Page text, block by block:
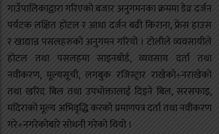
गाउँपालिकाद्वारा गरिएको बजार अनुगमनका क्रममा डेढ दर्जन
पर्यटक लक्षित होटल र आधा दर्जन बढी किराना, फ्रेस हाउस
र खाद्यान्न पसलहरुको अनुगमन गरियो । टोलीले व्यवसायीले
होटल तथा पसलहमा साइनबोर्ड, व्यवसाय दर्ता तथा
नवीकरण, मूल्यसूची, लगबुक रजिस्ट्रार राखेको÷नराखेको
तथा खरिद बिल तथा उपभोक्तालाई दिइने बिल, सरसफाइ,
मदिराको मूल्य अभिवृद्धि करको प्रमाणपत्र दर्ता तथा नवीकरण
गरे÷नगरेकोबारे सोधनी गरेको थियो ।